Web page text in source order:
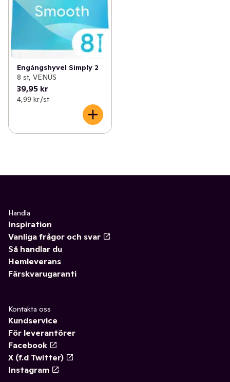
Engångshyvel Simply 2
8 st, VENUS
39,95 kr
4,99 kr /st
Handla
Inspiration
Vanliga frågor och svar
Så handlar du
Hemleverans
Färskvarugaranti
Kontakta oss
Kundservice
För leverantörer
Facebook
X (f.d Twitter)
Instagram